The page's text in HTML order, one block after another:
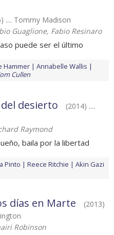
.... Tommy Madison
Guaglione, Fabio Resinaro
puede ser el último
Hammer
Annabelle Wallis
Cullen
desierto
(2014) ....
Raymond
baila por la libertad
Pinto Reece Ritchie
Akin Gazi
días en Marte
(2013)
Robinson